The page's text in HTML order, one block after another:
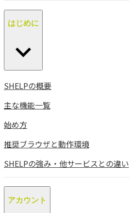
はじめに
SHELPの概要
主な機能一覧
始め方
推奨ブラウザと動作環境
SHELPの強み・他サービスとの違い
アカウント